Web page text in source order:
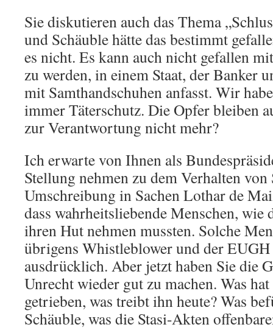
Sie diskutieren auch das Thema
und Schäuble hätte das bestimmt
es nicht. Es kann auch nicht gefallen
zu werden, in einem Staat, der Banker
mit Samthandschuhen anfasst. Wir
immer Täterschutz. Die Opfer bleiben
zur Verantwortung nicht mehr?
Ich erwarte von Ihnen als
Stellung nehmen zu dem Verhalten
Umschreibung in Sachen Lothar de
dass wahrheitsliebende Menschen,
ihren Hut nehmen mussten. Solche
übrigens Whistleblower und der EUGH
ausdrücklich. Aber jetzt haben Sie die
Unrecht wieder gut zu machen. Was
getrieben, was treibt ihn heute? Was
Schäuble, was die Stasi-Akten